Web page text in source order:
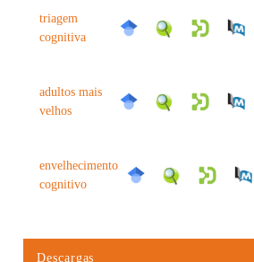
triagem
cognitiva
adultos mais
velhos
envelhecimento
cognitivo
Descargas